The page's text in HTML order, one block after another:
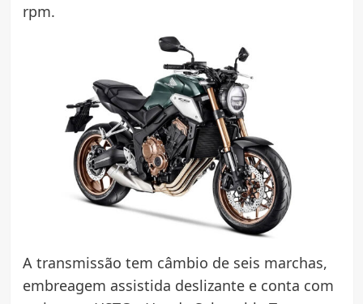
rpm.
A transmissão tem câmbio de seis marchas,
embreagem assistida deslizante e conta com